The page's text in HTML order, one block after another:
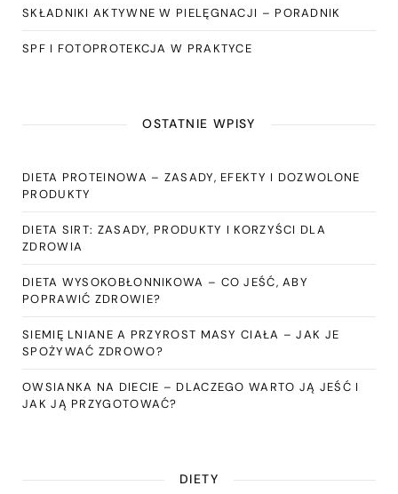
SKŁADNIKI AKTYWNE W PIELĘGNACJI – PORADNIK
SPF I FOTOPROTEKCJA W PRAKTYCE
OSTATNIE WPISY
DIETA PROTEINOWA – ZASADY, EFEKTY I DOZWOLONE
PRODUKTY
DIETA SIRT: ZASADY, PRODUKTY I KORZYŚCI DLA
ZDROWIA
DIETA WYSOKOBŁONNIKOWA – CO JEŚĆ, ABY
POPRAWIĆ ZDROWIE?
SIEMIĘ LNIANE A PRZYROST MASY CIAŁA – JAK JE
SPOŻYWAĆ ZDROWO?
OWSIANKA NA DIECIE – DLACZEGO WARTO JĄ JEŚĆ I
JAK JĄ PRZYGOTOWAĆ?
DIETY